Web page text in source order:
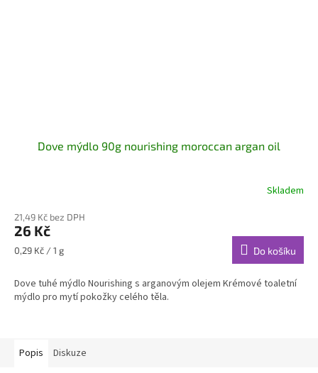
Dove mýdlo 90g nourishing moroccan argan oil
Skladem
21,49 Kč bez DPH
26 Kč
Měrná
0,29 Kč / 1 g Do košíku
Dove tuhé mýdlo Nourishing s arganovým olejem Krémové toaletní
mýdlo pro mytí pokožky celého těla.
Popis Diskuze